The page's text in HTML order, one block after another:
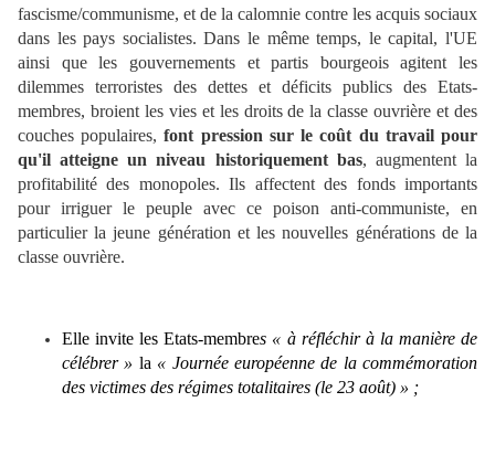
fascisme/communisme, et de la calomnie contre les acquis sociaux
dans les pays socialistes. Dans le même temps, le capital, l'UE
ainsi que les gouvernements et partis bourgeois agitent les
dilemmes terroristes des dettes et déficits publics des Etats-
membres, broient les vies et les droits de la classe ouvrière et des
couches populaires, font pression sur le coût du travail pour
qu'il atteigne un niveau historiquement bas, augmentent la
profitabilité des monopoles. Ils affectent des fonds importants
pour irriguer le peuple avec ce poison anti-communiste, en
particulier la jeune génération et les nouvelles générations de la
classe ouvrière.
Elle invite les Etats-membres « à réfléchir à la manière de
célébrer » la « Journée européenne de la commémoration
des victimes des régimes totalitaires (le 23 août) » ;